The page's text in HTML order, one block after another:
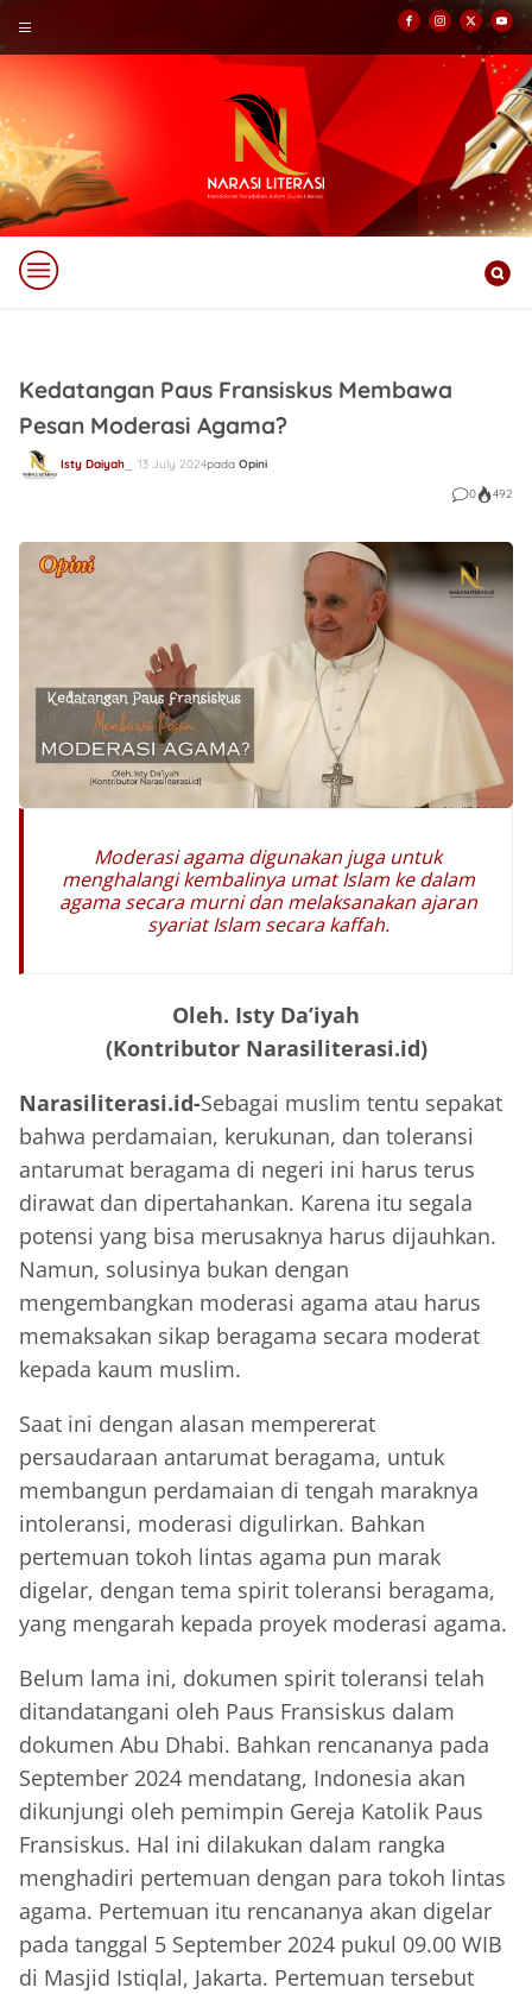
Kedatangan Paus Fransiskus Membawa
Pesan Moderasi Agama?
Isty Daiyah 13 July 2024pada Opini
0
492
Moderasi agama digunakan juga untuk
menghalangi kembalinya umat Islam ke dalam
agama secara murni dan melaksanakan ajaran
syariat Islam secara kaffah.
Oleh. Isty Da’iyah
(Kontributor Narasiliterasi.id)
Narasiliterasi.id-Sebagai muslim tentu sepakat
bahwa perdamaian, kerukunan, dan toleransi
antarumat beragama di negeri ini harus terus
dirawat dan dipertahankan. Karena itu segala
potensi yang bisa merusaknya harus dijauhkan.
Namun, solusinya bukan dengan
mengembangkan moderasi agama atau harus
memaksakan sikap beragama secara moderat
kepada kaum muslim.
Saat ini dengan alasan mempererat
persaudaraan antarumat beragama, untuk
membangun perdamaian di tengah maraknya
intoleransi, moderasi digulirkan. Bahkan
pertemuan tokoh lintas agama pun marak
digelar, dengan tema spirit toleransi beragama,
yang mengarah kepada proyek moderasi agama.
Belum lama ini, dokumen spirit toleransi telah
ditandatangani oleh Paus Fransiskus dalam
dokumen Abu Dhabi. Bahkan rencananya pada
September 2024 mendatang, Indonesia akan
dikunjungi oleh pemimpin Gereja Katolik Paus
Fransiskus. Hal ini dilakukan dalam rangka
menghadiri pertemuan dengan para tokoh lintas
agama. Pertemuan itu rencananya akan digelar
pada tanggal 5 September 2024 pukul 09.00 WIB
di Masjid Istiqlal, Jakarta. Pertemuan tersebut